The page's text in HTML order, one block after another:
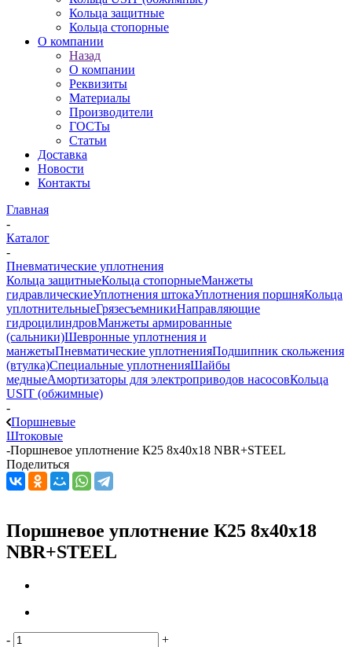
Кольца защитные
Кольца стопорные
О компании
Назад
О компании
Реквизиты
Материалы
Производители
ГОСТы
Статьи
Доставка
Новости
Контакты
Главная
-
Каталог
-
Пневматические уплотнения
Кольца защитныеКольца стопорныеМанжеты
гидравлическиеУплотнения штокаУплотнения поршняКольца
уплотнительныеГрязесъемникиНаправляющие
гидроцилиндровМанжеты армированные
(сальники)Шевронные уплотнения и
манжетыПневматические уплотненияПодшипник скольжения
(втулка)Специальные уплотненияШайбы
медныеАмортизаторы для электроприводов насосовКольца
USIT (обжимные)
-
Поршневые
Штоковые
-Поршневое уплотнение К25 8x40x18 NBR+STEEL
Поделиться
Поршневое уплотнение К25 8x40x18
NBR+STEEL
-
+